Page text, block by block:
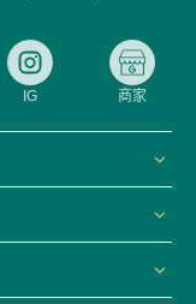
IG 商家